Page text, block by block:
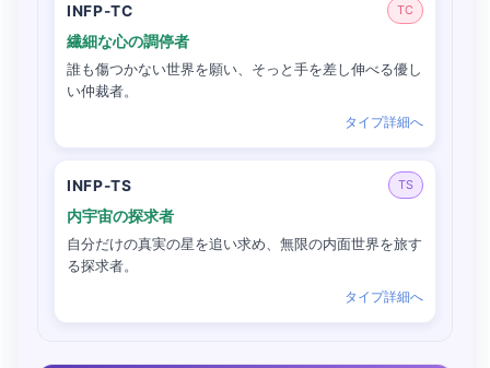
INFP-TC TC
繊細な心の調停者
誰も傷つかない世界を願い、そっと手を差し伸べる優し
い仲裁者。
タイプ詳細へ
INFP-TS TS
内宇宙の探求者
自分だけの真実の星を追い求め、無限の内面世界を旅す
る探求者。
タイプ詳細へ